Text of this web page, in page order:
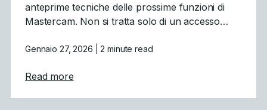
anteprime tecniche delle prossime funzioni di
Mastercam. Non si tratta solo di un accesso…
Gennaio 27, 2026 | 2 minute read
Read moreabout Mastercam CONNECT: Accesso